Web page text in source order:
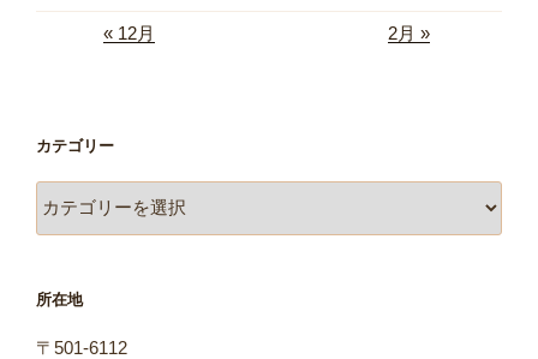
« 12月 2月 »
カテゴリー
テ
ー
所在地
〒501-6112